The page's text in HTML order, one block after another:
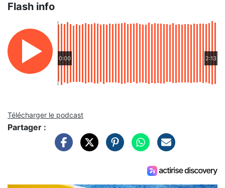
Flash info
0:00 2:13
Télécharger le podcast
Partager :